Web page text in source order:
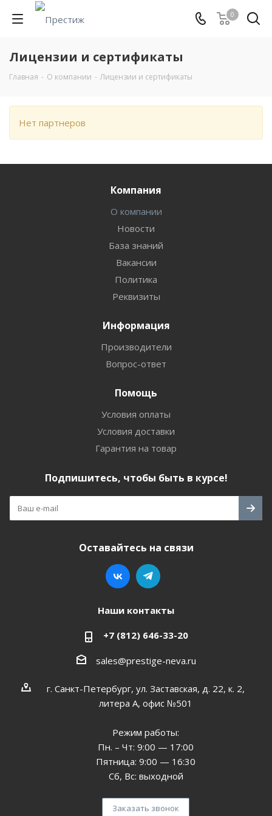
0
Лицензии и сертификаты
Главная - О компании - Лицензии и сертификаты
Нет партнеров
Компания
О компании
Новости
База знаний
Вакансии
Политика
Реквизиты
Информация
Производители
Вопрос-ответ
Помощь
Условия оплаты
Условия доставки
Гарантия на товар
Подпишитесь, чтобы быть в курсе!
Оставайтесь на связи
Наши контакты
+7 (812) 646-33-20
sales@prestige-neva.ru
г. Санкт-Петербург, ул. Заставская, д. 22, к. 2,
литера А, офис №501
Режим работы:
Пн. – Чт: 9:00 — 17:00
Пятница: 9:00 — 16:30
Сб, Вс: выходной
Заказать звонок